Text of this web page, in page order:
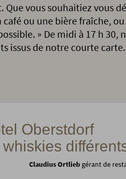
vous souhaitiez vous
ou une bière fraîche,
» De midi à 17 h 30,
issus de notre courte
Oberstdorf
Claudius Ortlieb gérant de